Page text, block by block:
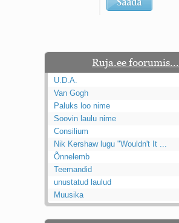
Ruja.ee foorumis...
U.D.A.
Van Gogh
Paluks loo nime
Soovin laulu nime
Consilium
Nik Kershaw lugu "Wouldn't It ...
Õnnelemb
Teemandid
unustatud laulud
Muusika